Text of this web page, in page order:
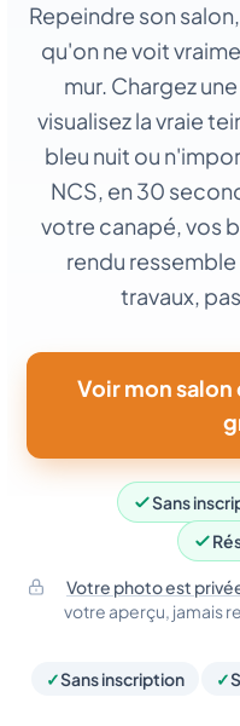
Repeindre son
qu'on ne voit
mur. Chargez
visualisez la vraie
bleu nuit ou
NCS, en 30
votre canapé, vos
rendu
travaux,
Voir mon
Sans
Votre photo est
votre aperçu, jamais
✓Sans inscription ✓